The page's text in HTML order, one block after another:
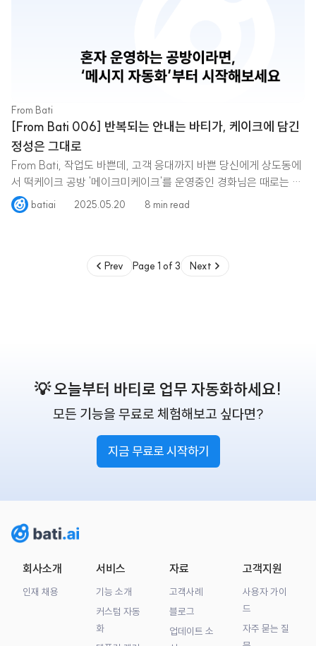
From Bati
[From Bati 006] 반복되는 안내는 바티가, 케이크에 담긴
정성은 그대로
From Bati, 작업도 바쁜데, 고객 응대까지 바쁜 당신에게 상도동에
서 떡케이크 공방 '메이크미케이크'를 운영중인 경화님은 때로는 새
벽부터 밤까지,
batiai 2025.05.20 8 min read
Prev Page 1 of 3 Next
💡 오늘부터 바티로 업무 자동화하세요!
모든 기능을 무료로 체험해보고 싶다면?
지금 무료로 시작하기
회사소개
인재 채용
서비스
기능 소개
커스텀 자동
화
자료
고객사례
블로그
업데이트 소
고객지원
사용자 가이
드
자주 묻는 질